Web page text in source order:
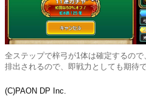
全ステップで梓弓が1体は確定するの
排出されるので、即戦力としても期待
(C)PAON DP Inc.